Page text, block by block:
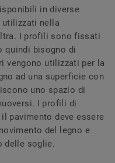
in diverse
utilizzati nella
I profili sono fissati
quindi bisogno di
vengono utilizzati per la
ad una superficie con
uno spazio di
I profili di
pavimento deve essere
del legno e
delle soglie.